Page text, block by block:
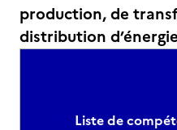
production, de
distribution d’énergie
Liste de